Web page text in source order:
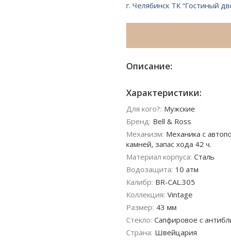
г. Челябинск ТК “Гостиный
Описание:
Характеристики:
Для кого?: Мужские
Бренд: Bell & Ross
Механизм: Механика с
камней, запас хода 42 ч.
Материал корпуса: Сталь
Водозащита: 10 атм
Калибр: BR-CAL.305
Коллекция: Vintage
Размер: 43 мм
Стекло: Сапфировое с
Страна: Швейцария